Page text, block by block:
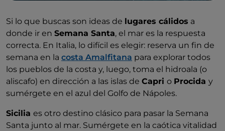
Si lo que buscas son ideas de lugares cálidos a
donde ir en Semana Santa, el mar es la respuesta
correcta. En Italia, lo difícil es elegir: reserva un fin de
semana en la costa Amalfitana para explorar todos
los pueblos de la costa y, luego, toma el hidroala (o
aliscafo) en dirección a las islas de Capri o Procida y
sumérgete en el azul del Golfo de Nápoles.
Sicilia es otro destino clásico para pasar la Semana
Santa junto al mar. Sumérgete en la caótica vitalidad